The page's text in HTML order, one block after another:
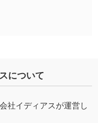
りない／塗り足
たい／QRコード
コードを生成
について
社イディアスが運営し